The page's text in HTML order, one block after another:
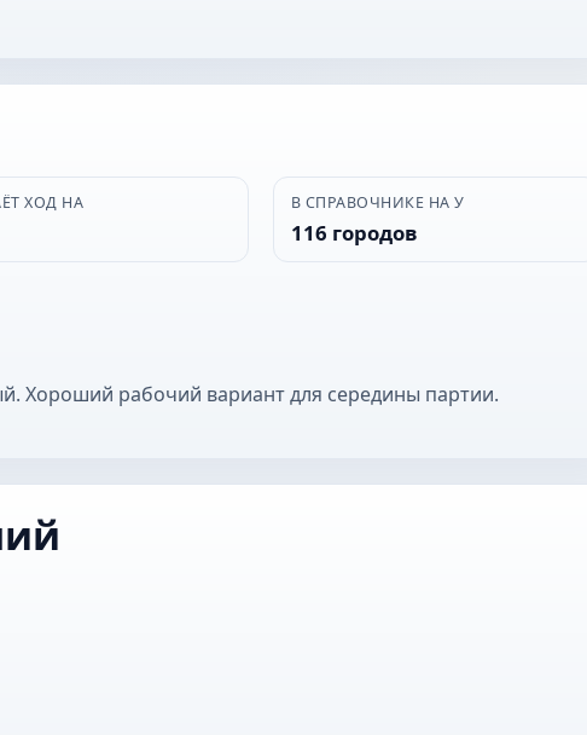
ХОД НА В СПРАВОЧНИКЕ НА У
116 городов
Хороший рабочий вариант для середины партии.